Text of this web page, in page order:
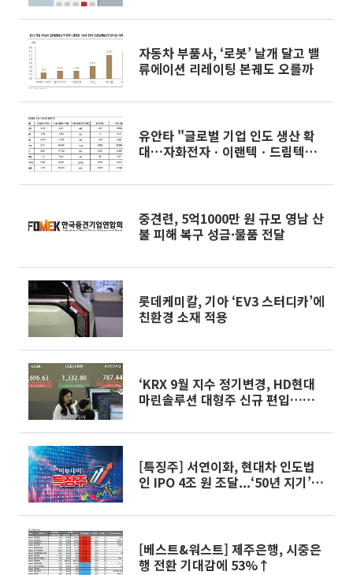
자동차 부품사, ‘로봇’ 날개 달고 밸
류에이션 리레이팅 본궤도 오를까
유안타 "글로벌 기업 인도 생산 확
대…자화전자ㆍ이랜텍ㆍ드림텍ㆍ
목"
중견련, 5억1000만 원 규모 영남 산
불 피해 복구 성금·물품 전달
롯데케미칼, 기아 ‘EV3 스터디카’에
친환경 소재 적용
‘KRX 9월 지수 정기변경, HD현대
마린솔루션 대형주 신규 편입…삼양
[특징주] 서연이화, 현대차 인도법
인 IPO 4조 원 조달...‘50년 지기’ 협
[베스트&워스트] 제주은행, 시중은
행 전환 기대감에 53%↑